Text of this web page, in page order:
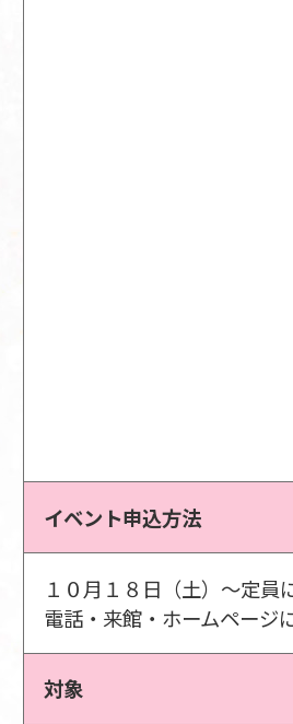
イベント申込方法
１０月１８日（土）～定員
電話・来館・ホームページ
対象